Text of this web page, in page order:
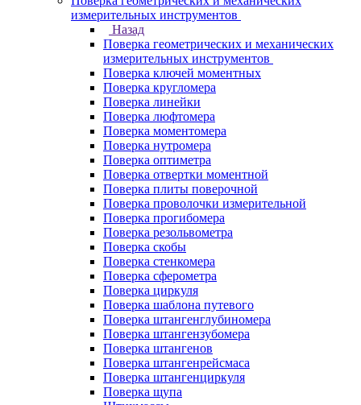
измерительных инструментов
Назад
Поверка геометрических и механических
измерительных инструментов
Поверка ключей моментных
Поверка кругломера
Поверка линейки
Поверка люфтомера
Поверка моментомера
Поверка нутромера
Поверка оптиметра
Поверка отвертки моментной
Поверка плиты поверочной
Поверка проволочки измерительной
Поверка прогибомера
Поверка резольвометра
Поверка скобы
Поверка стенкомера
Поверка сферометра
Поверка циркуля
Поверка шаблона путевого
Поверка штангенглубиномера
Поверка штангензубомера
Поверка штангенов
Поверка штангенрейсмаса
Поверка штангенциркуля
Поверка щупа